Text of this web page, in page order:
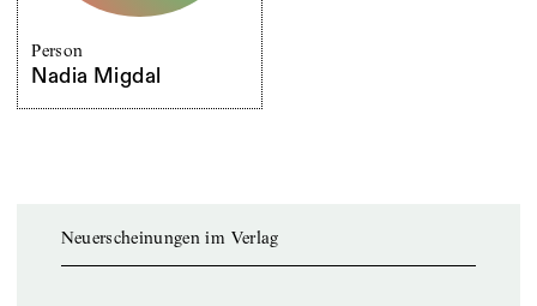
Person
Nadia Migdal
Neuerscheinungen im Verlag